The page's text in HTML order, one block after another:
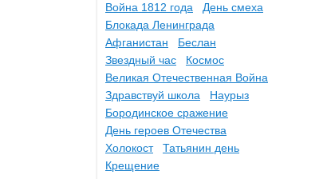
Война 1812 года
День смеха
Блокада Ленинграда
Афганистан
Беслан
Звездный час
Космос
Великая Отечественная Война
Здравствуй школа
Наурыз
Бородинское сражение
День героев Отечества
Холокост
Татьянин день
Крещение